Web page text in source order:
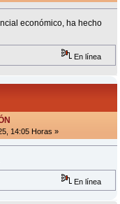
económico, ha hecho
En línea
14:05 Horas »
En línea